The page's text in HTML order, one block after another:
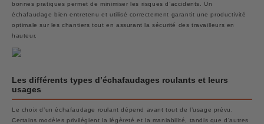
bonnes pratiques permet de minimiser les risques d’accidents. Un
échafaudage bien entretenu et utilisé correctement garantit une productivité
optimale sur les chantiers tout en assurant la sécurité des travailleurs en
hauteur.
Les différents types d’échafaudages roulants et leurs
usages
Le choix d’un échafaudage roulant dépend avant tout de l’usage prévu.
Certains modèles privilégient la légèreté et la maniabilité, tandis que d’autres